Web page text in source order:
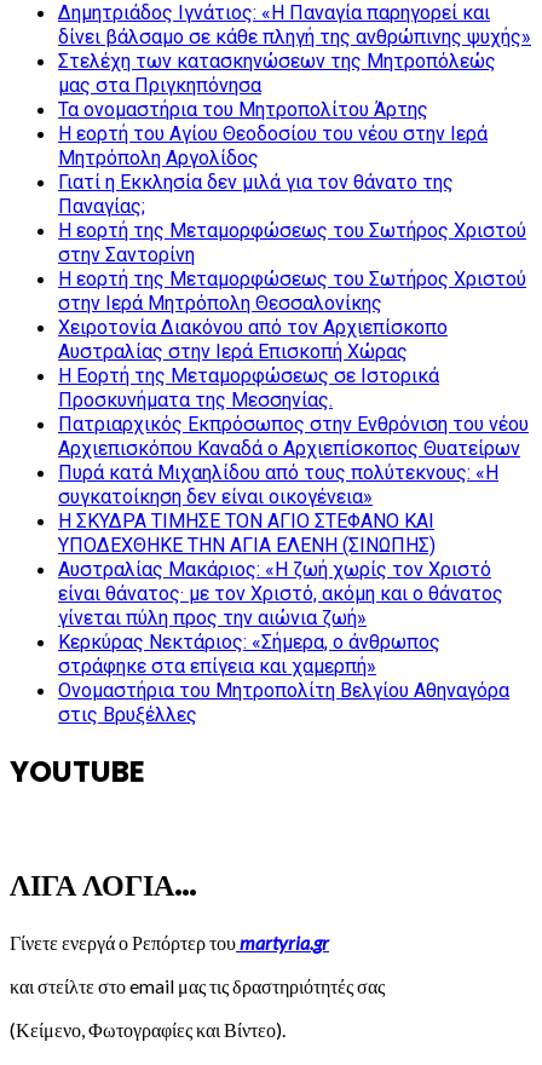
Δημητριάδος Ιγνάτιος: «Η Παναγία παρηγορεί και
δίνει βάλσαμο σε κάθε πληγή της ανθρώπινης ψυχής»
Στελέχη των κατασκηνώσεων της Μητροπόλεώς
μας στα Πριγκηπόνησα
Τα ονομαστήρια του Μητροπολίτου Άρτης
Η εορτή του Αγίου Θεοδοσίου του νέου στην Ιερά
Μητρόπολη Αργολίδος
Γιατί η Εκκλησία δεν μιλά για τον θάνατο της
Παναγίας;
Η εορτή της Μεταμορφώσεως του Σωτήρος Χριστού
στην Σαντορίνη
Η εορτή της Μεταμορφώσεως του Σωτήρος Χριστού
στην Ιερά Μητρόπολη Θεσσαλονίκης
Χειροτονία Διακόνου από τον Αρχιεπίσκοπο
Αυστραλίας στην Ιερά Επισκοπή Χώρας
Η Εορτή της Μεταμορφώσεως σε Ιστορικά
Προσκυνήματα της Μεσσηνίας.
Πατριαρχικός Εκπρόσωπος στην Ενθρόνιση του νέου
Αρχιεπισκόπου Καναδά ο Αρχιεπίσκοπος Θυατείρων
Πυρά κατά Μιχαηλίδου από τους πολύτεκνους: «Η
συγκατοίκηση δεν είναι οικογένεια»
Η ΣΚΥΔΡΑ ΤΙΜΗΣΕ ΤΟΝ ΑΓΙΟ ΣΤΕΦΑΝΟ ΚΑΙ
ΥΠΟΔΕΧΘΗΚΕ ΤΗΝ ΑΓΙΑ ΕΛΕΝΗ (ΣΙΝΩΠΗΣ)
Αυστραλίας Μακάριος: «Η ζωή χωρίς τον Χριστό
είναι θάνατος· με τον Χριστό, ακόμη και ο θάνατος
γίνεται πύλη προς την αιώνια ζωή»
Κερκύρας Νεκτάριος: «Σήμερα, ο άνθρωπος
στράφηκε στα επίγεια και χαμερπή»
Ονομαστήρια του Μητροπολίτη Βελγίου Αθηναγόρα
στις Βρυξέλλες
YOUTUBE
ΛΙΓΑ ΛΟΓΙΑ…
Γίνετε ενεργά ο Ρεπόρτερ τουmartyria.gr
και στείλτε στο email μας τις δραστηριότητές σας
(Κείμενο, Φωτογραφίες και Βίντεο).